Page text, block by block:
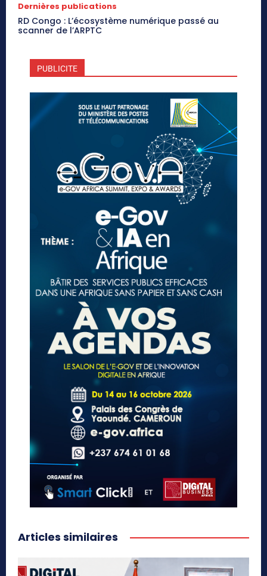
Dernières publications
RD Congo : L’écosystème numérique passé au
scanner de l’ARPTC
PUBLICITE
Articles similaires